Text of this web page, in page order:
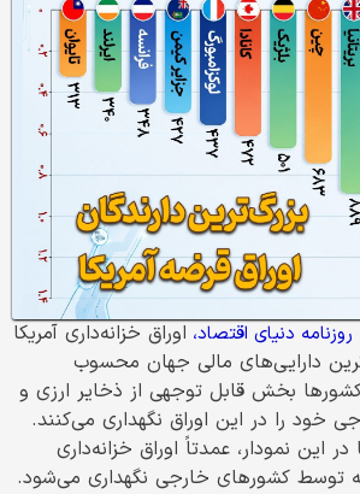
روزنامه دنیای اقتصاد، اوراق خزانه‌داری آمریکا
دارایی‌های مالی جهان محسوب
بخش قابل توجهی از ذخایر ارزی و
خود را در این اوراق نگهداری می‌کنند.
این نمودار، عمدتاً اوراق خزانه‌داری
توسط کشورهای خارجی نگهداری می‌شود.